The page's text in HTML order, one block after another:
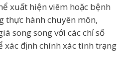
xuất hiện viêm hoặc bệnh
thực hành chuyên môn,
song song với các chỉ số
xác định chính xác tình trạng